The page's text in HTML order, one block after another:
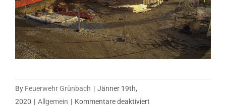
By Feuerwehr Grünbach | Jänner 19th,
2020 | Allgemein | Kommentare deaktiviert